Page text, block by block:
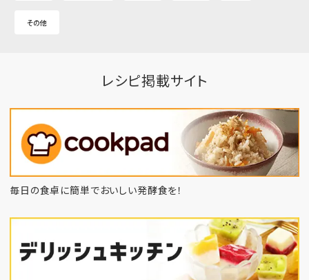
その他
レシピ掲載サイト
毎日の食卓に簡単でおいしい発酵食を！